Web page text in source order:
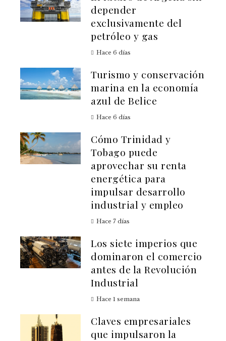
depender
exclusivamente del
petróleo y gas
Hace 6 días
Turismo y conservación
marina en la economía
azul de Belice
Hace 6 días
Cómo Trinidad y
Tobago puede
aprovechar su renta
energética para
impulsar desarrollo
industrial y empleo
Hace 7 días
Los siete imperios que
dominaron el comercio
antes de la Revolución
Industrial
Hace 1 semana
Claves empresariales
que impulsaron la